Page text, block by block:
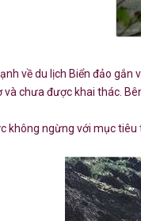
về du lịch Biển đảo
chưa được khai thác.
không ngừng với mục